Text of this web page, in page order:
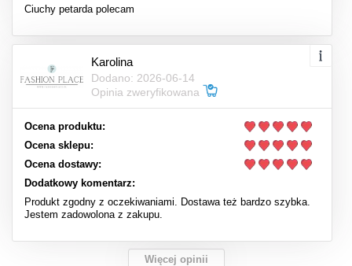
Ciuchy petarda polecam
Karolina
Dodano: 2026-06-14
Opinia zweryfikowana
Ocena produktu:
Ocena sklepu:
Ocena dostawy:
Dodatkowy komentarz:
Produkt zgodny z oczekiwaniami. Dostawa też bardzo szybka.
Jestem zadowolona z zakupu.
Więcej opinii